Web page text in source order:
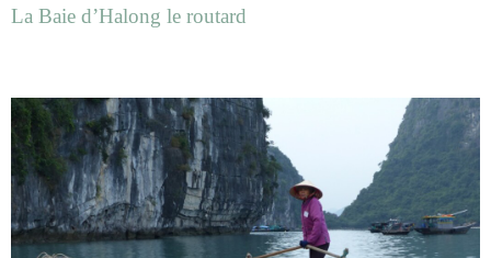
La Baie d’Halong le routard